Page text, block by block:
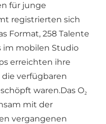
für junge
registrierten sich
Format, 258 Talente
im mobilen Studio
erreichten ihre
die verfügbaren
waren.Das O₂
mit der
vergangenen